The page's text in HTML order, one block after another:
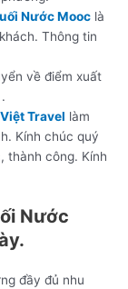
Nước Mooc là
Thông tin
về điểm xuất
Travel làm
Kính chúc quý
thành công. Kính
Nước
đầy đủ nhu